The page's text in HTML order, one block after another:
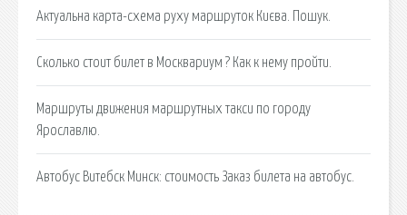
Актуальна карта-схема руху маршруток Києва. Пошук.
Сколько стоит билет в Москвариум ? Как к нему пройти.
Маршруты движения маршрутных такси по городу
Ярославлю.
Автобус Витебск Минск: стоимость Заказ билета на автобус.